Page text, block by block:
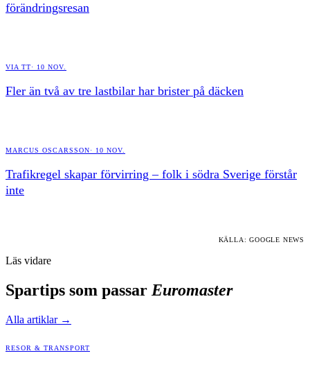
förändringsresan
VIA TT· 10 NOV.
Fler än två av tre lastbilar har brister på däcken
MARCUS OSCARSSON· 10 NOV.
Trafikregel skapar förvirring – folk i södra Sverige förstår
inte
KÄLLA: GOOGLE NEWS
Läs vidare
Spartips som passar Euromaster
Alla artiklar →
RESOR & TRANSPORT